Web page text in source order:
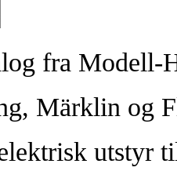
fra Modell-
Märklin og
utstyr